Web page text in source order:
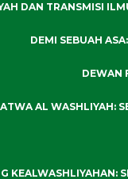
DAN TRANSMISI
DEMI SEBUAH
DEWAN
AL WASHLIYAH:
KEALWASHLIYAHAN: